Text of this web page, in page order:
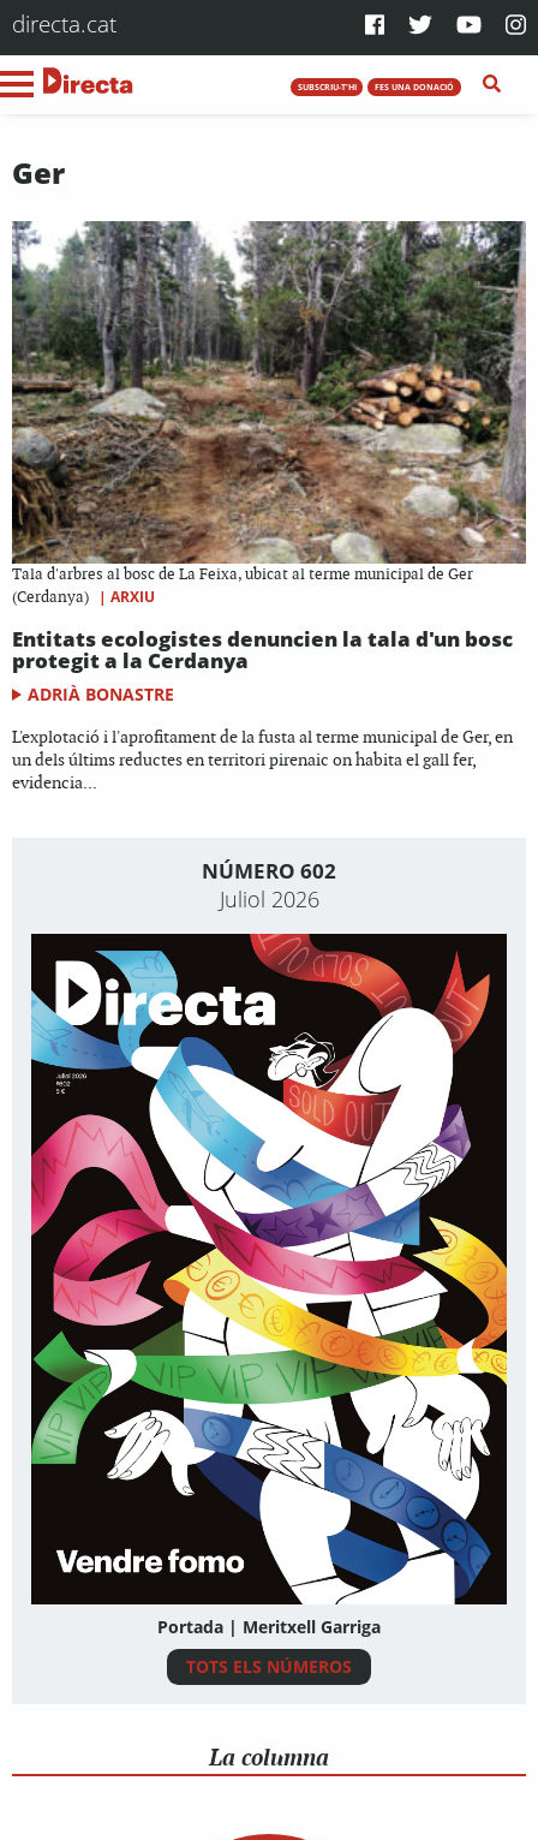
directa.cat
SUBSCRIU-T'HI FES UNA DONACIÓ
Ger
Tala d'arbres al bosc de La Feixa, ubicat al terme municipal de Ger
(Cerdanya)
| ARXIU
Entitats ecologistes denuncien la tala d'un bosc
protegit a la Cerdanya
ADRIÀ BONASTRE
L'explotació i l'aprofitament de la fusta al terme municipal de Ger, en
un dels últims reductes en territori pirenaic on habita el gall fer,
evidencia...
NÚMERO 602
Juliol 2026
Portada | Meritxell Garriga
TOTS ELS NÚMEROS
La columna